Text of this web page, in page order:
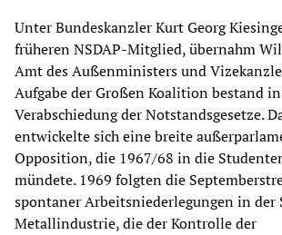
Unter Bundeskanzler Kurt Georg
früheren NSDAP-Mitglied, übernahm
Amt des Außenministers und
Aufgabe der Großen Koalition bestand
Verabschiedung der Notstandsgesetze.
entwickelte sich eine breite
Opposition, die 1967/68 in die
mündete. 1969 folgten die
spontaner Arbeitsniederlegungen in der
Metallindustrie, die der Kontrolle der